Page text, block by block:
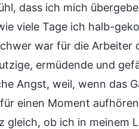
dass ich mich
viele Tage ich halb-
war für die
ermüdende und
Angst, weil, wenn das
einen Moment
gleich, ob ich in meinem